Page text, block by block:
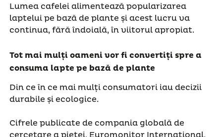
Lumea cafelei alimentează popularizarea
laptelui pe bază de plante și acest lucru va
continua, fără îndoială, în viitorul apropiat.
Tot mai mulți oameni vor fi convertiți spre a
consuma lapte pe bază de plante
Din ce în ce mai mulți consumatori iau decizii
durabile și ecologice.
Cifrele publicate de compania globală de
cercetare a pieței, Euromonitor International,